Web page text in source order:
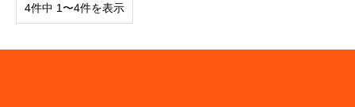
4件中 1〜4件を表示